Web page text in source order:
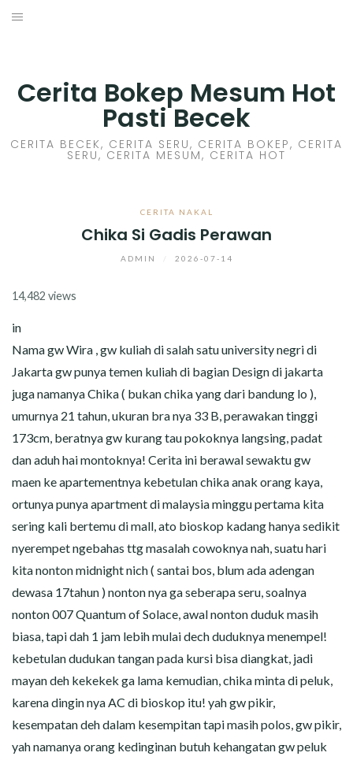
Skip
Cerita Bokep Mesum Hot
Pasti Becek
CERITA BECEK, CERITA SERU, CERITA BOKEP, CERITA
SERU, CERITA MESUM, CERITA HOT
CERITA NAKAL
Chika Si Gadis Perawan
ADMIN 2026-07-14
14,482 views
in
Nama gw Wira , gw kuliah di salah satu university negri di
Jakarta gw punya temen kuliah di bagian Design di jakarta
juga namanya Chika ( bukan chika yang dari bandung lo ),
umurnya 21 tahun, ukuran bra nya 33 B, perawakan tinggi
173cm, beratnya gw kurang tau pokoknya langsing, padat
dan aduh hai montoknya! Cerita ini berawal sewaktu gw
maen ke apartementnya kebetulan chika anak orang kaya,
ortunya punya apartment di malaysia minggu pertama kita
sering kali bertemu di mall, ato bioskop kadang hanya sedikit
nyerempet ngebahas ttg masalah cowoknya nah, suatu hari
kita nonton midnight nich ( santai bos, blum ada adengan
dewasa 17tahun ) nonton nya ga seberapa seru, soalnya
nonton 007 Quantum of Solace, awal nonton duduk masih
biasa, tapi dah 1 jam lebih mulai dech duduknya menempel!
kebetulan dudukan tangan pada kursi bisa diangkat, jadi
mayan deh kekekek ga lama kemudian, chika minta di peluk,
karena dingin nya AC di bioskop itu! yah gw pikir,
kesempatan deh dalam kesempitan tapi masih polos, gw pikir,
yah namanya orang kedinginan butuh kehangatan gw peluk
CERITA SEX HOT
CERITA SKANDAL
CERITA MALAM
CERITA NAKAL
CERITA SEMPROT
CERITA SPERMA
CERITA HOT MAMA
CERITA TANTE SEXY
CERITA ISTRI SELINGKUH
CARA NGIKLAN DI CERITAGILA.COM?